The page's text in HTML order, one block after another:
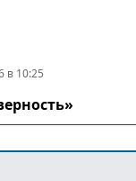
в 10:25